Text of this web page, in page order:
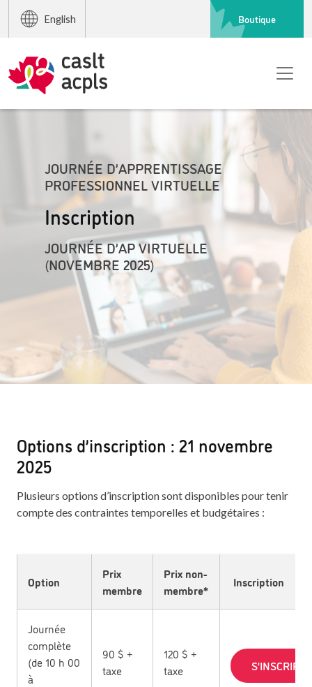
English Boutique
JOURNÉE D’APPRENTISSAGE
PROFESSIONNEL VIRTUELLE
Inscription
JOURNÉE D’AP VIRTUELLE
(NOVEMBRE 2025)
Options d’inscription : 21 novembre
2025
Plusieurs options d’inscription sont disponibles pour tenir
compte des contraintes temporelles et budgétaires :
Option
Prix
membre
Prix non-
membre*
Inscription
Journée
complète
(de 10 h 00
à
90 $ +
taxe
120 $ +
taxe
S’INSCRIRE